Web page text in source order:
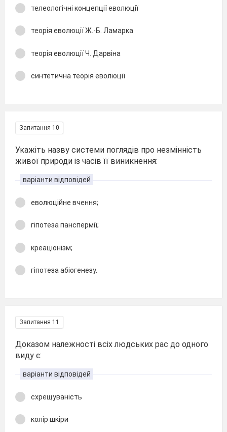
телеологічні концепції еволюції
теорія еволюції Ж.-Б. Ламарка
теорія еволюції Ч. Дарвіна
синтетична теорія еволюції
Запитання 10
Укажіть назву системи поглядів про незмінність
живої природи із часів її виникнення:
варіанти відповідей
еволюційне вчення;
гіпотеза панспермії;
креаціонізм;
гіпотеза абіогенезу.
Запитання 11
Доказом належності всіх людських рас до одного
виду є:
варіанти відповідей
схрещуваність
колір шкіри